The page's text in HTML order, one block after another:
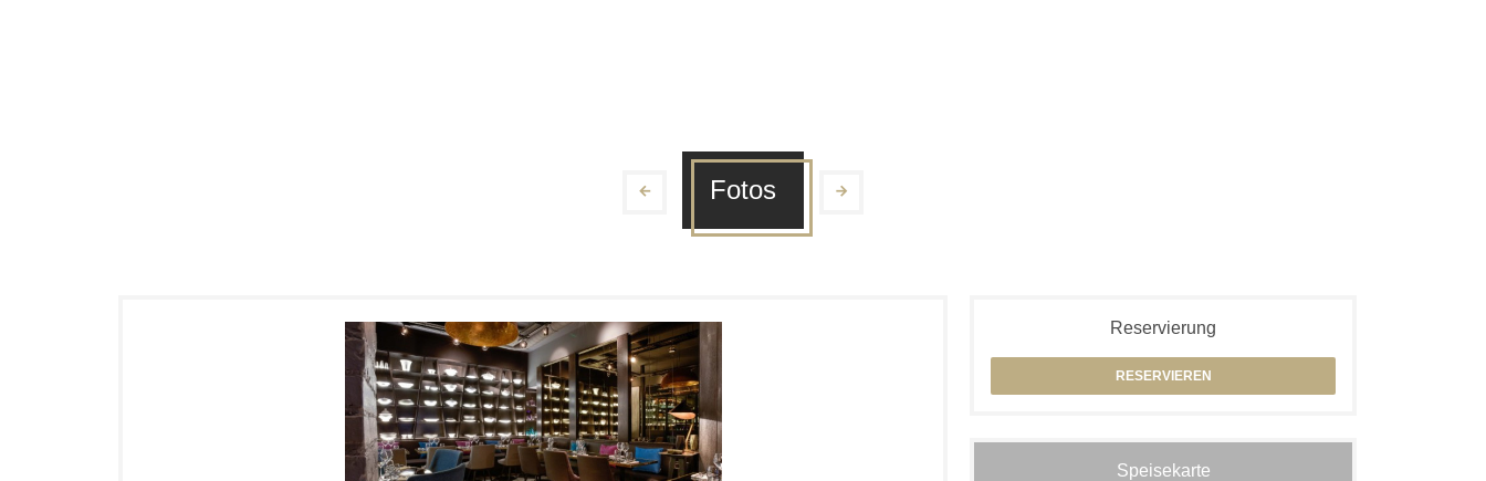
Fotos
Reservierung
RESERVIEREN
Speisekarte